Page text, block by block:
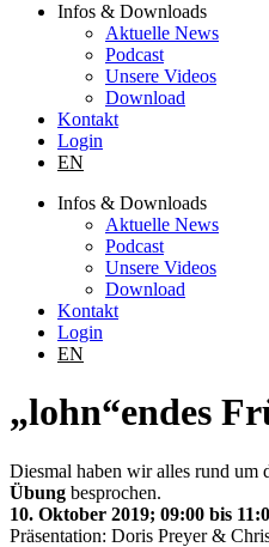
Infos & Downloads
Aktuelle News
Podcast
Unsere Videos
Download
Kontakt
Login
EN
Infos & Downloads
Aktuelle News
Podcast
Unsere Videos
Download
Kontakt
Login
EN
„lohn“endes
Diesmal haben wir alles rund um
Übung besprochen.
10. Oktober 2019; 09:00 bis
Präsentation: Doris Preyer &